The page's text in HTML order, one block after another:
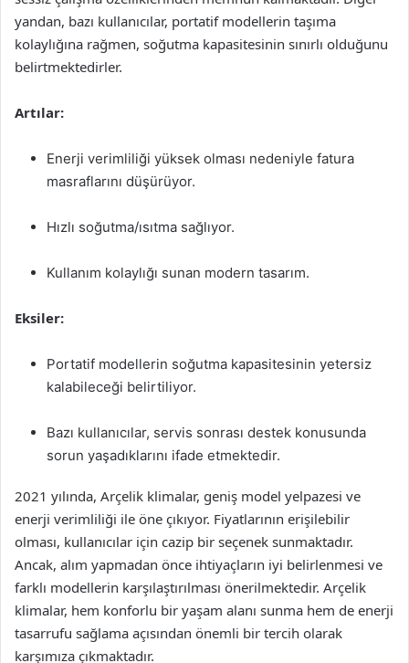
yandan, bazı kullanıcılar, portatif modellerin taşıma
kolaylığına rağmen, soğutma kapasitesinin sınırlı olduğunu
belirtmektedirler.
Artılar:
Enerji verimliliği yüksek olması nedeniyle fatura
masraflarını düşürüyor.
Hızlı soğutma/ısıtma sağlıyor.
Kullanım kolaylığı sunan modern tasarım.
Eksiler:
Portatif modellerin soğutma kapasitesinin yetersiz
kalabileceği belirtiliyor.
Bazı kullanıcılar, servis sonrası destek konusunda
sorun yaşadıklarını ifade etmektedir.
2021 yılında, Arçelik klimalar, geniş model yelpazesi ve
enerji verimliliği ile öne çıkıyor. Fiyatlarının erişilebilir
olması, kullanıcılar için cazip bir seçenek sunmaktadır.
Ancak, alım yapmadan önce ihtiyaçların iyi belirlenmesi ve
farklı modellerin karşılaştırılması önerilmektedir. Arçelik
klimalar, hem konforlu bir yaşam alanı sunma hem de enerji
tasarrufu sağlama açısından önemli bir tercih olarak
karşımıza çıkmaktadır.